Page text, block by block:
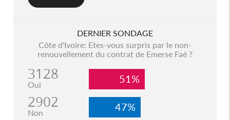
DERNIER SONDAGE
Côte d'Ivoire: Etes-vous surpris par le non-
renouvellement du contrat de Emerse Faé ?
3128
Oui 51%
2902
Non 47%